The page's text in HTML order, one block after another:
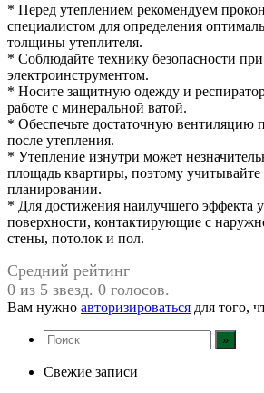
* Перед утеплением рекомендуем
специалистом для определения
толщины утеплителя.
* Соблюдайте технику безопасности при
электроинструментом.
* Носите защитную одежду и
работе с минеральной ватой.
* Обеспечьте достаточную вентиляцию
после утепления.
* Утепление изнутри может
площадь квартиры, поэтому учитывайте
планировании.
* Для достижения наилучшего эффекта
поверхности, контактирующие с
стены, потолок и пол.
Средний рейтинг
0 из 5 звезд. 0 голосов.
Вам нужно авторизироваться для того,
Свежие записи